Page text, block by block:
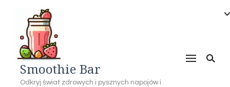
Smoothie Bar
Odkryj świat zdrowych i pysznych napojów i